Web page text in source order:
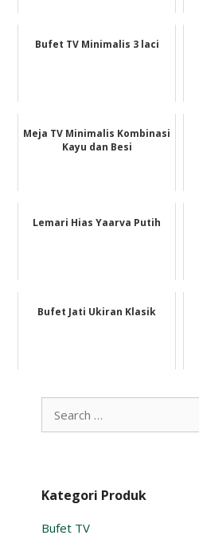
Bufet TV Minimalis 3 laci
Meja TV Minimalis Kombinasi
Kayu dan Besi
Lemari Hias Yaarva Putih
Bufet Jati Ukiran Klasik
Kategori Produk
Bufet TV